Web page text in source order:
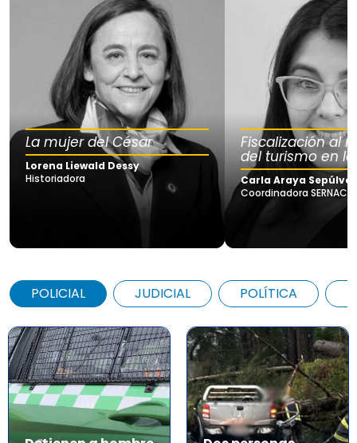
La mujer del César
Lorena Liewald Dessy
Historiadora
Fiscalización al
del turismo en
Carla Araya
Coordinadora SERNAC
POLICIAL JUDICIAL POLÍTICA